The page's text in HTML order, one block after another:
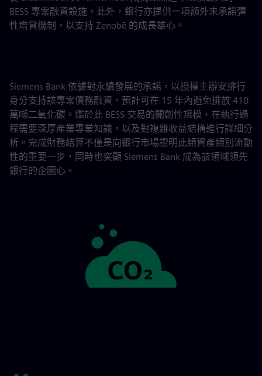
BESS 專案融資設施。此外，銀行亦提供一項額外未承諾彈
性增貸機制，以支持 Zenobē 的成長雄心。
Siemens Bank 依據對永續發展的承諾，以授權主辦安排行
身分支持該專案債務融資，預計可在 15 年內避免排放 410
萬噸二氧化碳。鑑於此 BESS 交易的開創性規模，在執行過
程需要深厚產業專業知識，以及對複雜收益結構進行詳細分
析。完成財務結算不僅是向銀行市場證明此類資產類別流動
性的重要一步，同時也突顯 Siemens Bank 成為該領域領先
銀行的企圖心。